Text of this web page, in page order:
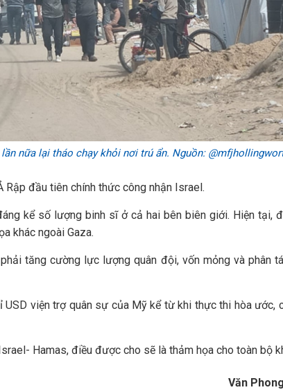
nữa lại tháo chạy khỏi nơi trú ẩn. Nguồn:
Rập đầu tiên chính thức công nhận Israel.
kể số lượng binh sĩ ở cả hai bên biên giới. Hiện tại,
khác ngoài Gaza.
tăng cường lực lượng quân đội, vốn mỏng và phân
viện trợ quân sự của Mỹ kể từ khi thực thi hòa ước,
Hamas, điều được cho sẽ là thảm họa cho toàn bộ
Văn